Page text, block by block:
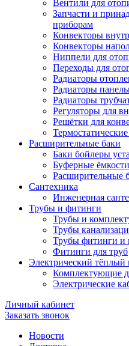
Вентили для
Запчасти и
приборам
Конвекторы
Конвекторы
Ниппели для
Переходы для
Радиаторы
Радиаторы
Радиаторы
Регуляторы для
Решётки для
Расширительные баки
Баки бойлеры
Буферные
Расширительные
Сантехника
Инженерная
Трубы и фитинги
Трубы и
Трубы
Трубы фитинги и
Фитинги для труб
Электрический тёплый
Комплектующие
Электрические
Личный кабинет
Заказать звонок
Новости